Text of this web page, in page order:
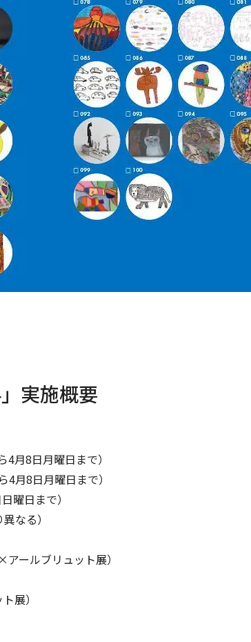
実施概要
月8日月曜日まで）
月8日月曜日まで）
曜日まで）
なる）
ールブリュット展）
展）